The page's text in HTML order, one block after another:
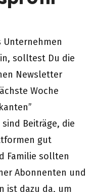
Unternehmen
solltest Du die
Newsletter
Woche
Beiträge, die
gut
Familie sollten
Abonnenten und
ist dazu da, um